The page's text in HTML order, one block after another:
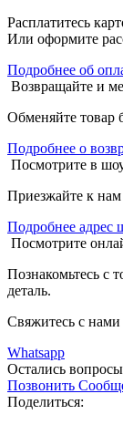
Расплатитесь
Или оформите
Подробнее об
Возвращайте и
Обменяйте товар
Подробнее о
Посмотрите в
Приезжайте к нам
Подробнее адрес
Посмотрите
Познакомьтесь с
деталь.
Свяжитесь с
Whatsapp
Остались
Позвонить
Поделиться: